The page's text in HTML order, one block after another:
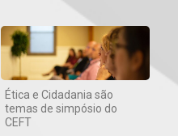
Ética e Cidadania são
temas de simpósio do
CEFT